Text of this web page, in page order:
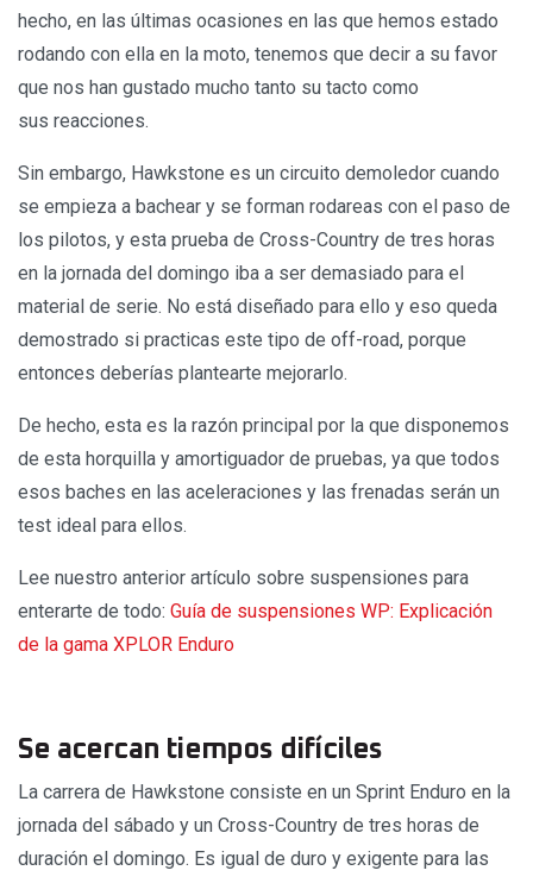
hecho, en las últimas ocasiones en las que hemos estado
rodando con ella en la moto, tenemos que decir a su favor
que nos han gustado mucho tanto su tacto como
sus reacciones.
Sin embargo, Hawkstone es un circuito demoledor cuando
se empieza a bachear y se forman rodareas con el paso de
los pilotos, y esta prueba de Cross-Country de tres horas
en la jornada del domingo iba a ser demasiado para el
material de serie. No está diseñado para ello y eso queda
demostrado si practicas este tipo de off-road, porque
entonces deberías plantearte mejorarlo.
De hecho, esta es la razón principal por la que disponemos
de esta horquilla y amortiguador de pruebas, ya que todos
esos baches en las aceleraciones y las frenadas serán un
test ideal para ellos.
Lee nuestro anterior artículo sobre suspensiones para
enterarte de todo: Guía de suspensiones WP: Explicación
de la gama XPLOR Enduro
Se acercan tiempos difíciles
La carrera de Hawkstone consiste en un Sprint Enduro en la
jornada del sábado y un Cross-Country de tres horas de
duración el domingo. Es igual de duro y exigente para las